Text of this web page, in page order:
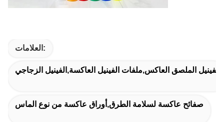
العلامات:
الفينيل الملصق العاكس,ملفات الفينيل العاكسة,الفينيل الزجاجي
صفائح عاكسة لسلامة الطرق,أوراق عاكسة من نوع الماس